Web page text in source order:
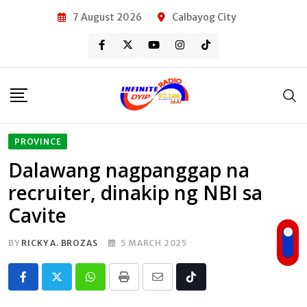
7 August 2026 Calbayog City
PROVINCE
Dalawang nagpanggap na
recruiter, dinakip ng NBI sa
Cavite
BY RICKY A. BROZAS 5 MARCH 2025
Whatsapp
Print
Share Tiktok